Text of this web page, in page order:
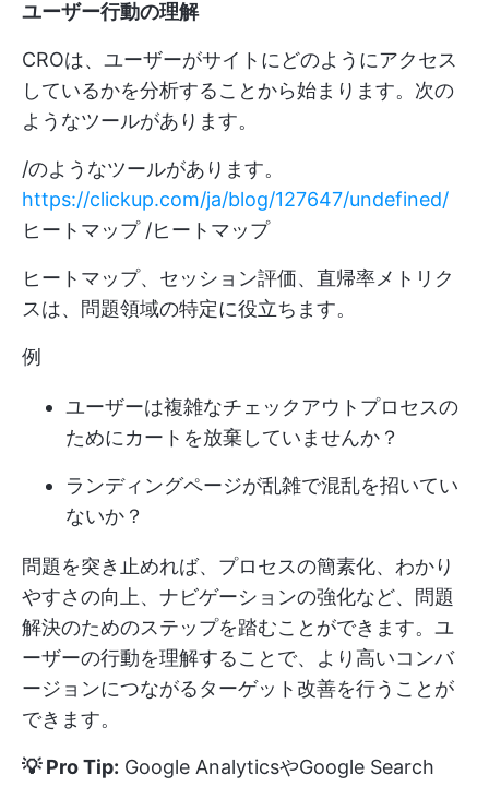
ユーザー行動の理解
CROは、ユーザーがサイトにどのようにアクセス
しているかを分析することから始まります。次の
ようなツールがあります。
/のようなツールがあります。
https://clickup.com/ja/blog/127647/undefined/
ヒートマップ /ヒートマップ
ヒートマップ、セッション評価、直帰率メトリク
スは、問題領域の特定に役立ちます。
例
ユーザーは複雑なチェックアウトプロセスの
ためにカートを放棄していませんか？
ランディングページが乱雑で混乱を招いてい
ないか？
問題を突き止めれば、プロセスの簡素化、わかり
やすさの向上、ナビゲーションの強化など、問題
解決のためのステップを踏むことができます。ユ
ーザーの行動を理解することで、より高いコンバ
ージョンにつながるターゲット改善を行うことが
できます。
💡 Pro Tip: Google AnalyticsやGoogle Search